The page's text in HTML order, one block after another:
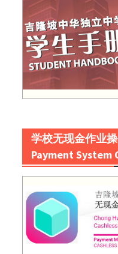
学校无现金作业
Payment System